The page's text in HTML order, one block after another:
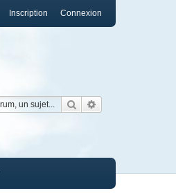
Connexion
Inscription
Rechercher